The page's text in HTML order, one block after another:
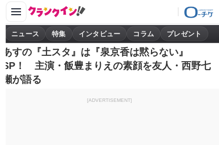
ニュース 特集 インタビュー コラム プレゼント
あすの『土スタ』は『泉京香は黙らない』
SP！ 主演・飯豊まりえの素顔を友人・西野七
瀬が語る
[ADVERTISEMENT]